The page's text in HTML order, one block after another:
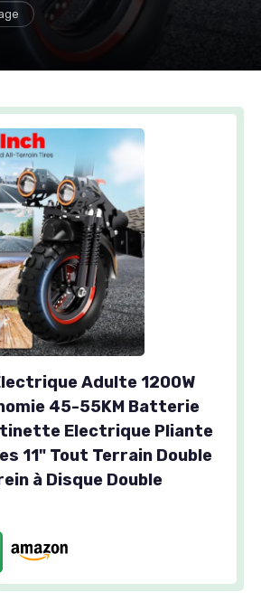
Adulte 1200W
45-55KM Batterie
Electrique Pliante
11" Tout Terrain Double
à Disque Double